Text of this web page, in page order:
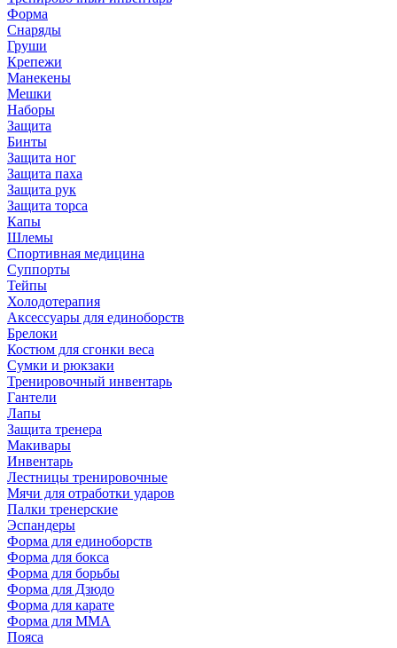
Форма
Снаряды
Груши
Крепежи
Манекены
Мешки
Наборы
Защита
Бинты
Защита ног
Защита паха
Защита рук
Защита торса
Капы
Шлемы
Спортивная медицина
Суппорты
Тейпы
Холодотерапия
Аксессуары для единоборств
Брелоки
Костюм для сгонки веса
Сумки и рюкзаки
Тренировочный инвентарь
Гантели
Лапы
Защита тренера
Макивары
Инвентарь
Лестницы тренировочные
Мячи для отработки ударов
Палки тренерские
Эспандеры
Форма для единоборств
Форма для бокса
Форма для борьбы
Форма для Дзюдо
Форма для карате
Форма для MMA
Пояса